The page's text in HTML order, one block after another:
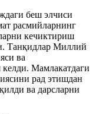
беш элчиси
расмийларнинг
кечиктириш
Танқидлар Миллий
ва
Мамлакатдаги
рад этишдан
ва дарсларни